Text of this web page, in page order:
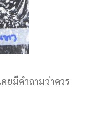
ยมีคำถามว่าควร